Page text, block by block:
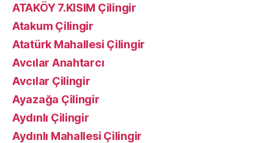
ATAKÖY 7.KISIM Çilingir
Atakum Çilingir
Atatürk Mahallesi Çilingir
Avcılar Anahtarcı
Avcılar Çilingir
Ayazağa Çilingir
Aydınlı Çilingir
Aydınlı Mahallesi Çilingir